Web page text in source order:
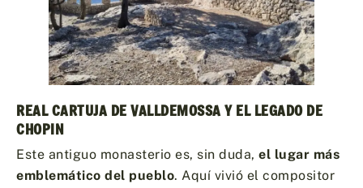
REAL CARTUJA DE VALLDEMOSSA Y EL LEGADO DE
CHOPIN
Este antiguo monasterio es, sin duda, el lugar más
emblemático del pueblo. Aquí vivió el compositor